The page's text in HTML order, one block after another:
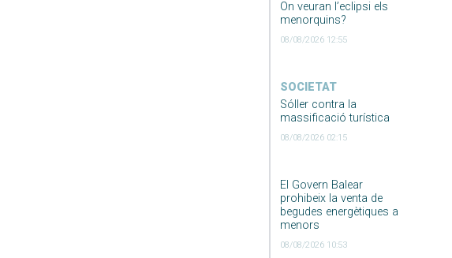
On veuran l’eclipsi els
menorquins?
08/08/2026 12:55
SOCIETAT
Sóller contra la
massificació turística
08/08/2026 02:15
El Govern Balear
prohibeix la venta de
begudes energètiques a
menors
08/08/2026 10:53